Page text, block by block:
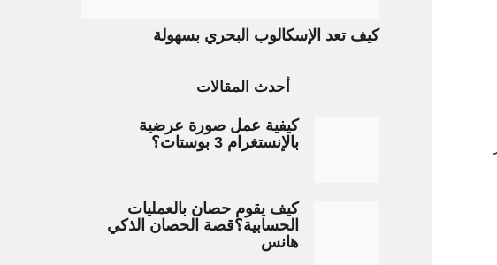
كيف تعد الإسكالوب البحري بسهولة
أحدث المقالات
كيفية عمل صورة عرضية
بالإنستغرام 3 بوستات؟
كيف يقوم حصان بالعمليات
الحسابية؟قصة الحصان الذكي
هانس